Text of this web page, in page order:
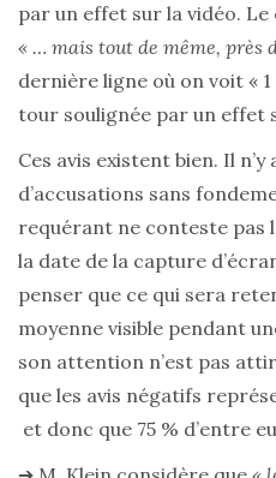
par un effet sur la vidéo.
« … mais tout de même, près
dernière ligne où on voit «
tour soulignée par un effet
Ces avis existent bien. Il
d’accusations sans
requérant ne conteste pas
la date de la capture
penser que ce qui sera
moyenne visible pendant
son attention n’est pas
que les avis négatifs
et donc que 75 % d’entre